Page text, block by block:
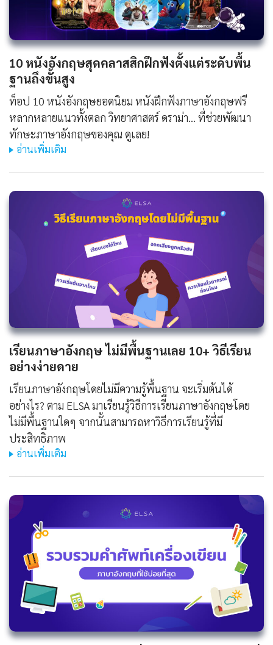
10 หนังอังกฤษสุดคลาสสิกฝึกฟังตั้งแต่ระดับพื้น
ฐานถึงขั้นสูง
ท็อป 10 หนังอังกฤษยอดนิยม หนังฝึกฟังภาษาอังกฤษฟรี
หลากหลายแนวทั้งตลก วิทยาศาสตร์ ดราม่า... ที่ช่วยพัฒนา
ทักษะภาษาอังกฤษของคุณ ดูเลย!
อ่านเพิ่มเติม
เรียนภาษาอังกฤษ ไม่มีพื้นฐานเลย 10+ วิธีเรียน
อย่างง่ายดาย
เรียนภาษาอังกฤษโดยไม่มีความรู้พื้นฐาน จะเริ่มต้นได้
อย่างไร? ตาม ELSA มาเรียนรู้วิธีการเรียนภาษาอังกฤษโดย
ไม่มีพื้นฐานใดๆ จากนั้นสามารถหาวิธีการเรียนรู้ที่มี
ประสิทธิภาพ
อ่านเพิ่มเติม